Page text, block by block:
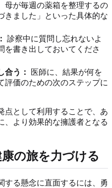
母が毎週の薬箱を整理するの
きました」といった具体的な
診察中に質問し忘れないよ
を書き出しておいてくださ
合う：
医師に、結果が何を
評価のための次のステップに
点として利用することで、あ
、より効果的な擁護者となる
の旅を力づける
する懸念に直面するには、勇